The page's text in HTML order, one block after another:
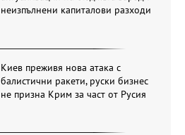
неизпълнени капиталови разходи
Киев преживя нова атака с
балистични ракети, руски бизнес
не призна Крим за част от Русия